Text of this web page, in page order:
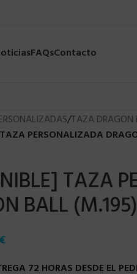
FAQsContacto
/TAZA DRAGON
PERSONALIZADA
TAZA
BALL
€
72 HORAS DESDE EL